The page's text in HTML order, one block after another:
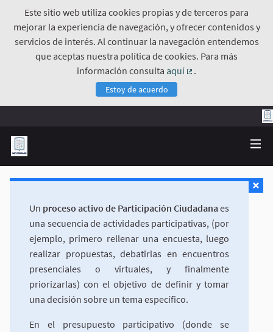
Este sitio web utiliza cookies propias y de terceros para
mejorar la experiencia de navegación, y ofrecer contenidos y
servicios de interés. Al continuar la navegación entendemos
que aceptas nuestra política de cookies. Para más
información consulta aquí
.
Estoy de acuerdo
Un proceso activo de Participación Ciudadanaes
una secuencia de actividades participativas, (por
ejemplo, primero rellenar una encuesta, luego
realizar propuestas, debatirlas en encuentros
presenciales o virtuales, y finalmente
priorizarlas) con el objetivo de definir y tomar
una decisión sobre un tema específico.
En el presupuesto participativo (donde se